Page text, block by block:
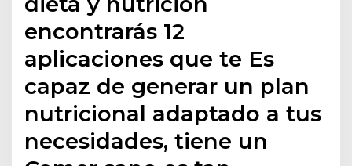
encontrarás 12
aplicaciones que te Es
capaz de generar un plan
nutricional adaptado a tus
necesidades, tiene un